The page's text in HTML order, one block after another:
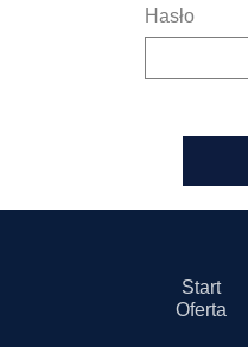
Hasło
Start
Oferta